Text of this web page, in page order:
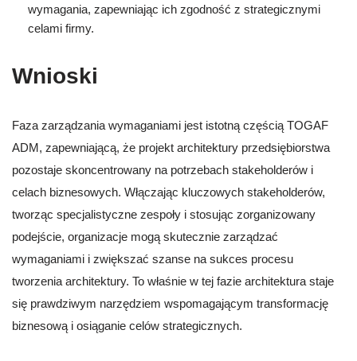
wymagania, zapewniając ich zgodność z strategicznymi
celami firmy.
Wnioski
Faza zarządzania wymaganiami jest istotną częścią TOGAF
ADM, zapewniającą, że projekt architektury przedsiębiorstwa
pozostaje skoncentrowany na potrzebach stakeholderów i
celach biznesowych. Włączając kluczowych stakeholderów,
tworząc specjalistyczne zespoły i stosując zorganizowany
podejście, organizacje mogą skutecznie zarządzać
wymaganiami i zwiększać szanse na sukces procesu
tworzenia architektury. To właśnie w tej fazie architektura staje
się prawdziwym narzędziem wspomagającym transformację
biznesową i osiąganie celów strategicznych.